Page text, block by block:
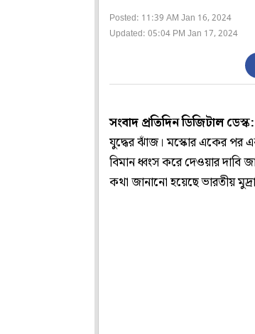
Posted: 11:39 AM Jan 16, 2024
Updated: 05:04 PM Jan 17, 2024
সংবাদ প্রতিদিন ডিজিটাল ডেস্ক:
যুদ্ধের ঝাঁজ। মস্কোর একের পর
বিমান ধ্বংস করে দেওয়ার
কথা জানানো হয়েছে ভারতীয়